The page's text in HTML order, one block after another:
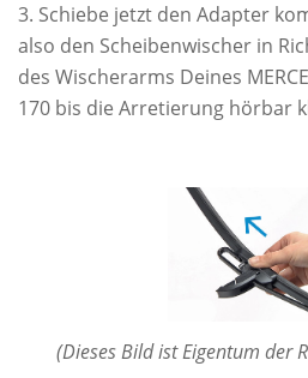
Schiebe jetzt den Adapter
also den Scheibenwischer in
des Wischerarms Deines
170 bis die Arretierung hörbar
(Dieses Bild ist Eigentum der